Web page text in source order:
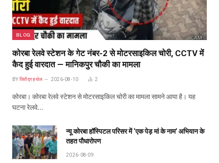
BLOG
कोरबा रेलवे स्टेशन के गेट नंबर-2 से मोटरसाइकिल चोरी, CCTV में
कैद हुई वारदात — मानिकपुर चौकी का मामला
BY जितेंद्र हथेल 2026-08-10 2
कोरबा। कोरबा रेलवे स्टेशन से मोटरसाइकिल चोरी का मामला सामने आया है। यह
घटना रेलवे…
न्यू कोरबा हॉस्पिटल परिसर में ‘एक पेड़ मां के नाम’ अभियान के
तहत पौधारोपण
2026-08-09